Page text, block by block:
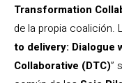
Transformation
de la propia coalición.
to delivery: Dialogue
Collaborative (DTC)”